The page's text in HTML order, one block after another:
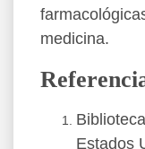
medicina.
Estados